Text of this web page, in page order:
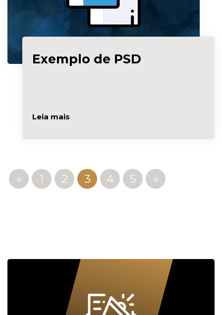
Exemplo de PSD
Leia mais
« 1 2 3 4 5 »